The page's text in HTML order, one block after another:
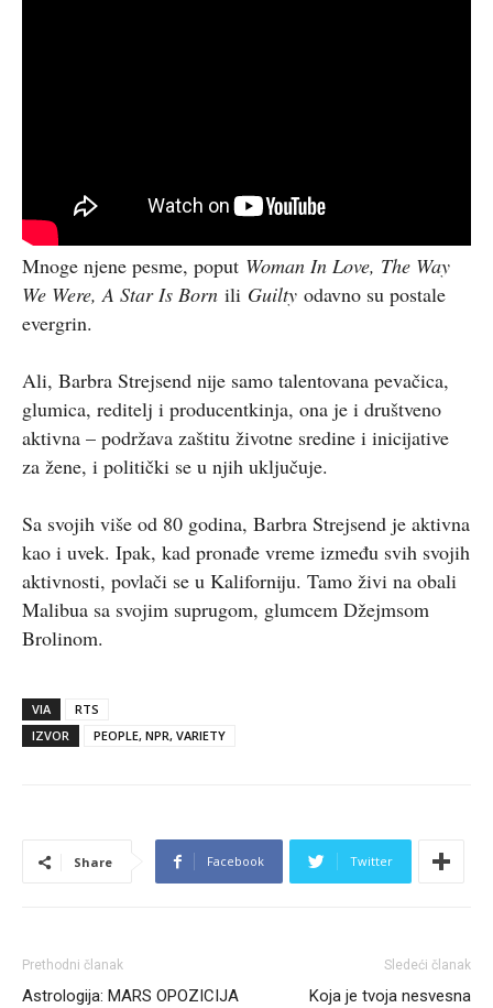
Mnoge njene pesme, poput Woman In Love, The Way
We Were, A Star Is Born ili Guilty odavno su postale
evergrin.
Ali, Barbra Strejsend nije samo talentovana pevačica,
glumica, reditelj i producentkinja, ona je i društveno
aktivna – podržava zaštitu životne sredine i inicijative
za žene, i politički se u njih uključuje.
Sa svojih više od 80 godina, Barbra Strejsend je aktivna
kao i uvek. Ipak, kad pronađe vreme između svih svojih
aktivnosti, povlači se u Kaliforniju. Tamo živi na obali
Malibua sa svojim suprugom, glumcem Džejmsom
Brolinom.
VIA
RTS
IZVOR
PEOPLE, NPR, VARIETY
Share Facebook Twitter
Prethodni članak
Astrologija: MARS OPOZICIJA
Sledeći članak
Koja je tvoja nesvesna